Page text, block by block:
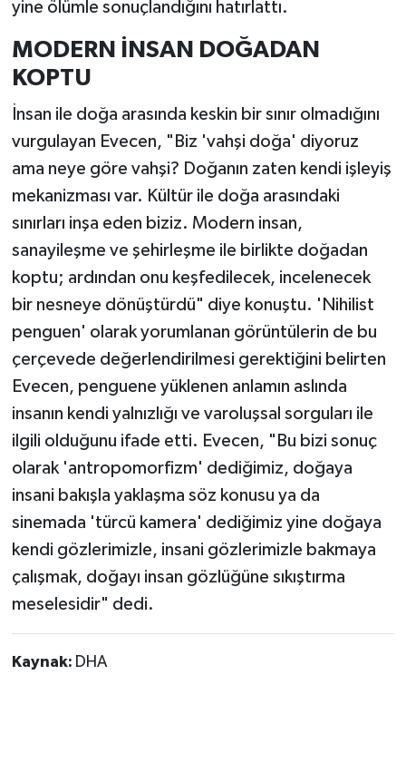
yine ölümle sonuçlandığını hatırlattı.
MODERN İNSAN DOĞADAN
KOPTU
İnsan ile doğa arasında keskin bir sınır olmadığını
vurgulayan Evecen, "Biz 'vahşi doğa' diyoruz
ama neye göre vahşi? Doğanın zaten kendi işleyiş
mekanizması var. Kültür ile doğa arasındaki
sınırları inşa eden biziz. Modern insan,
sanayileşme ve şehirleşme ile birlikte doğadan
koptu; ardından onu keşfedilecek, incelenecek
bir nesneye dönüştürdü" diye konuştu. 'Nihilist
penguen' olarak yorumlanan görüntülerin de bu
çerçevede değerlendirilmesi gerektiğini belirten
Evecen, penguene yüklenen anlamın aslında
insanın kendi yalnızlığı ve varoluşsal sorguları ile
ilgili olduğunu ifade etti. Evecen, "Bu bizi sonuç
olarak 'antropomorfizm' dediğimiz, doğaya
insani bakışla yaklaşma söz konusu ya da
sinemada 'türcü kamera' dediğimiz yine doğaya
kendi gözlerimizle, insani gözlerimizle bakmaya
çalışmak, doğayı insan gözlüğüne sıkıştırma
meselesidir" dedi.
Kaynak: DHA